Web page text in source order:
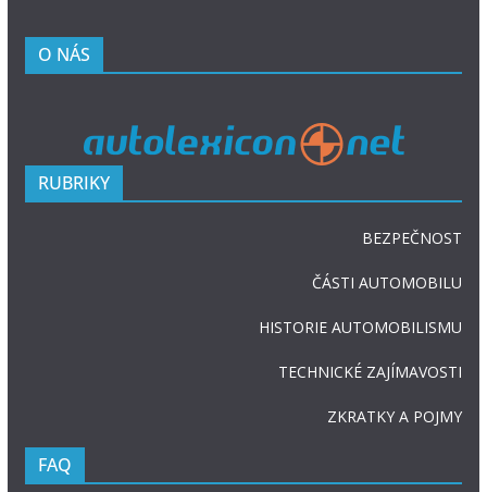
O NÁS
RUBRIKY
BEZPEČNOST
ČÁSTI AUTOMOBILU
HISTORIE AUTOMOBILISMU
TECHNICKÉ ZAJÍMAVOSTI
ZKRATKY A POJMY
FAQ